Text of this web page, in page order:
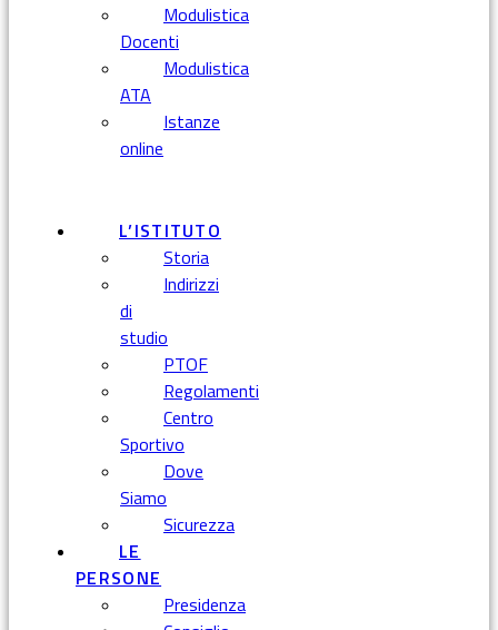
Modulistica
Docenti
Modulistica
ATA
Istanze
online
L’ISTITUTO
Storia
Indirizzi
di
studio
PTOF
Regolamenti
Centro
Sportivo
Dove
Siamo
Sicurezza
LE
PERSONE
Presidenza